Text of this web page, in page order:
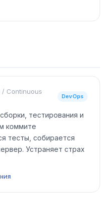
/ Continuous
DevOps
тестирования и
коммите
тесты, собирается
Устраняет страх